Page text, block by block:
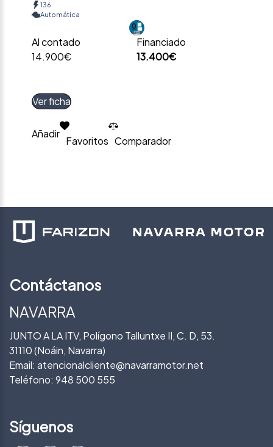
136
Automática
Al contado
14.900€
Financiado
13.400€
Ver ficha
Añadir
Favoritos Comparador
Contáctanos
NAVARRA
JUNTO A LA ITV, Polígono Talluntxe II, C. D, 53.
31110 (Noáin, Navarra)
Email: atencionalcliente@navarramotor.net
Teléfono: 948 500 555
Síguenos